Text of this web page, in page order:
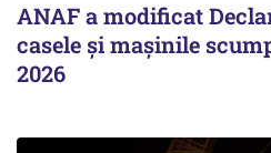
ANAF a modificat
casele și mașinile
2026